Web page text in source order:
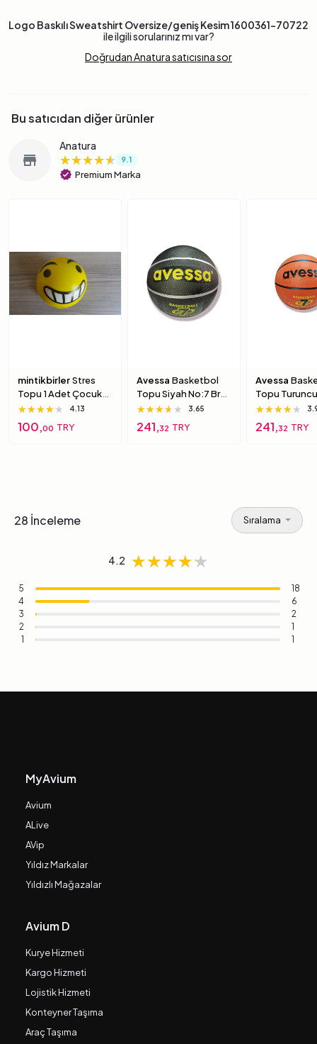
Logo Baskılı Sweatshirt Oversize/geniş Kesim 1600361-70722
ile ilgili sorularınız mı var?
Doğrudan Anatura satıcısına sor
Bu satıcıdan diğer ürünler
store
Anatura
★★★★★
★★★★★
★★★★★ 9.1
verified Premium Marka
mintikbirlerStres
Topu 1 Adet Çocuk
Için Yumuşak
Süngerimsi Içi Dolu
Top 6 Numara
★★★★★
★★★★★
★★★★★ 4.13
100,00 TRY
Avessa Basketbol
Topu Siyah No:7 Brc-
7 7 Numara
★★★★★
★★★★★
★★★★★ 3.65
241,32 TRY
Avessa
Topu
Brc-7 5
★★★★★
★★★★★
★★★★★
241,32 TRY
28 İnceleme Sıralama
4.2 ★★★★★
★★★★★
★★★★★
5
18
4
6
3
2
2
1
1
1
MyAvium
Avium
ALive
AVip
Yıldız Markalar
Yıldızlı Mağazalar
Avium D
Kurye Hizmeti
Kargo Hizmeti
Lojistik Hizmeti
Konteyner Taşıma
Araç Taşıma